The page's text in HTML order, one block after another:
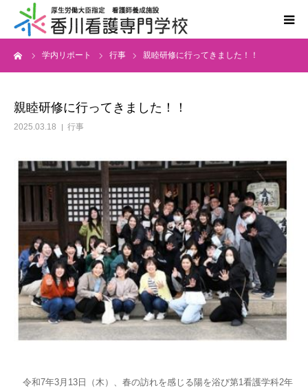
学内リポート 行事 親睦研修に行ってきました！！
親睦研修に行ってきました！！
2025.03.18 行事
令和7年3月13日（木）、春の訪れを感じる陽を浴び第1看護学科2年
学校案内
情報公開
同窓会